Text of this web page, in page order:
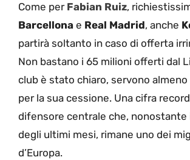
Come per Fabian Ruiz,
Barcellona e Real Madrid, anche
partirà soltanto in caso di offerta
Non bastano i 65 milioni offerti dal
club è stato chiaro, servono
per la sua cessione. Una cifra
difensore centrale che, nonostante
degli ultimi mesi, rimane uno dei
d’Europa.